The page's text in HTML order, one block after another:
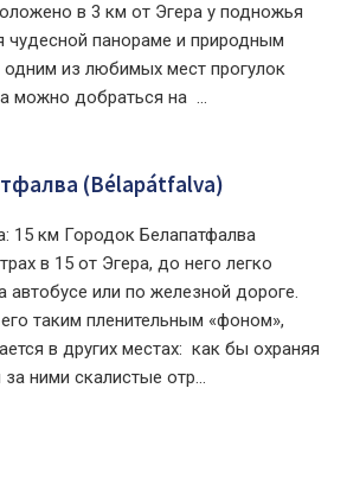
в 3 км от Эгера у подножья
чудесной панораме и природным
одним из любимых мест прогулок
можно добраться на ...
(Bélapátfalva)
15 км Городок Белапатфалва
в 15 от Эгера, до него легко
или по железной дороге.
таким пленительным «фоном»,
в других местах: как бы охраняя
ними скалистые отр...